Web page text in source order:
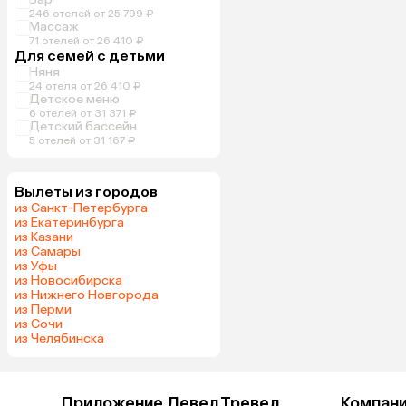
246 отелей от 25 799 ₽
Массаж
71 отелей от 26 410 ₽
Для семей с детьми
Няня
24 отеля от 26 410 ₽
Детское меню
6 отелей от 31 371 ₽
Детский бассейн
5 отелей от 31 167 ₽
Вылеты из городов
из Санкт-Петербурга
из Екатеринбурга
из Казани
из Самары
из Уфы
из Новосибирска
из Нижнего Новгорода
из Перми
из Сочи
из Челябинска